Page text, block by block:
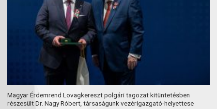
Magyar Érdemrend Lovagkereszt polgári tagozat kitüntetésben
részesült Dr. Nagy Róbert, társaságunk vezérigazgató-helyettese